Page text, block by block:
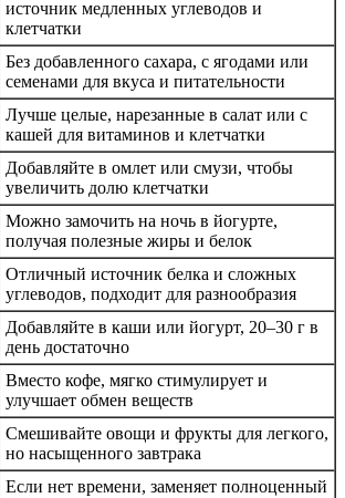
источник медленных углеводов и
клетчатки
Без добавленного сахара, с ягодами или
семенами для вкуса и питательности
Лучше целые, нарезанные в салат или с
кашей для витаминов и клетчатки
Добавляйте в омлет или смузи, чтобы
увеличить долю клетчатки
Можно замочить на ночь в йогурте,
получая полезные жиры и белок
Отличный источник белка и сложных
углеводов, подходит для разнообразия
Добавляйте в каши или йогурт, 20–30 г в
день достаточно
Вместо кофе, мягко стимулирует и
улучшает обмен веществ
Смешивайте овощи и фрукты для легкого,
но насыщенного завтрака
Если нет времени, заменяет полноценный